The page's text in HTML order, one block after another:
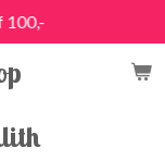
100,-